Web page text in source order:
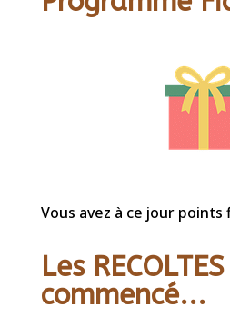
Vous avez à ce jour points
Les
commencé...